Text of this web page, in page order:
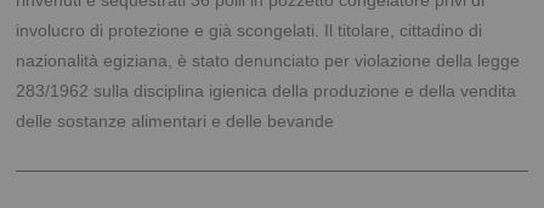
involucro di protezione e già scongelati. Il titolare, cittadino di
nazionalità egiziana, è stato denunciato per violazione della legge
283/1962 sulla disciplina igienica della produzione e della vendita
delle sostanze alimentari e delle bevande